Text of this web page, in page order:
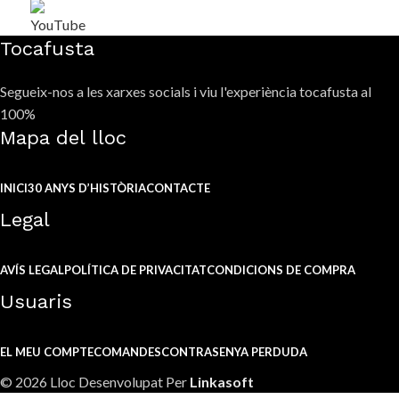
Tocafusta
Segueix-nos a les xarxes socials i viu l'experiència tocafusta al
100%
Mapa del lloc
INICI30 ANYS D’HISTÒRIACONTACTE
Legal
AVÍS LEGALPOLÍTICA DE PRIVACITATCONDICIONS DE COMPRA
Usuaris
EL MEU COMPTECOMANDESCONTRASENYA PERDUDA
© 2026 Lloc Desenvolupat Per Linkasoft